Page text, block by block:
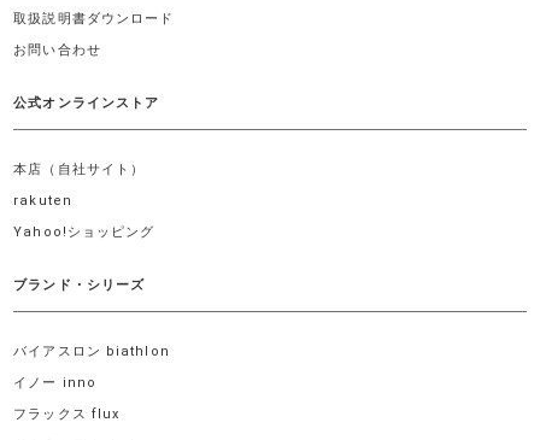
取扱説明書ダウンロード
お問い合わせ
公式オンラインストア
本店（自社サイト）
rakuten
Yahoo!ショッピング
ブランド・シリーズ
バイアスロン biathlon
イノー inno
フラックス flux